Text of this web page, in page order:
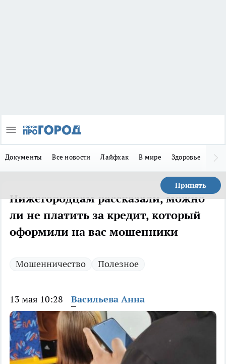
Документы Все новости Лайфхак В мире Здоровье
Принять
Нижегородцам рассказали, можно
ли не платить за кредит, который
оформили на вас мошенники
Мошенничество Полезное
13 мая 10:28 Васильева Анна